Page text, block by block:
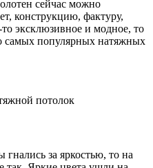
сейчас можно
конструкцию, фактуру,
эксклюзивное и модное, то
самых популярных натяжных
потолок
за яркостью, то на